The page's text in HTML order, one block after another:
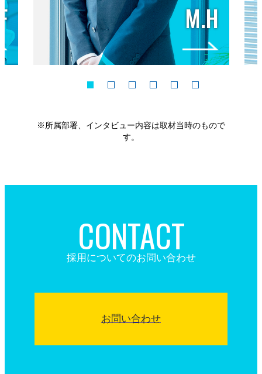
M.H
※所属部署、インタビュー内容は取材当時のもので
す。
CONTACT
採用についてのお問い合わせ
お問い合わせ